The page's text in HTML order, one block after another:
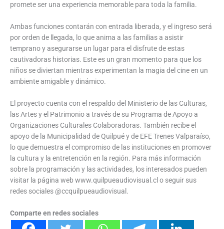
promete ser una experiencia memorable para toda la familia.
Ambas funciones contarán con entrada liberada, y el ingreso será
por orden de llegada, lo que anima a las familias a asistir
temprano y asegurarse un lugar para el disfrute de estas
cautivadoras historias. Este es un gran momento para que los
niños se diviertan mientras experimentan la magia del cine en un
ambiente amigable y dinámico.
El proyecto cuenta con el respaldo del Ministerio de las Culturas,
las Artes y el Patrimonio a través de su Programa de Apoyo a
Organizaciones Culturales Colaboradoras. También recibe el
apoyo de la Municipalidad de Quilpué y de EFE Trenes Valparaíso,
lo que demuestra el compromiso de las instituciones en promover
la cultura y la entretención en la región. Para más información
sobre la programación y las actividades, los interesados pueden
visitar la página web www.quilpueaudiovisual.cl o seguir sus
redes sociales @ccquilpueaudiovisual.
Comparte en redes sociales